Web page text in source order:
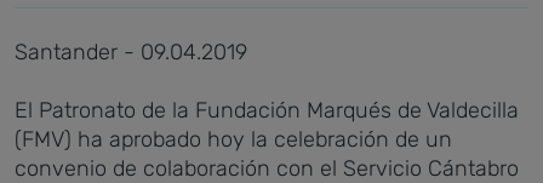
Santander - 09.04.2019
El Patronato de la Fundación Marqués de Valdecilla
(FMV) ha aprobado hoy la celebración de un
convenio de colaboración con el Servicio Cántabro